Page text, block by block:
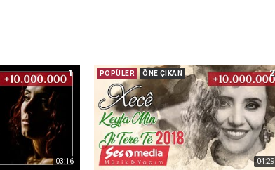
03:16
1
04:29
2
POPÜLER ÖNE ÇIKAN